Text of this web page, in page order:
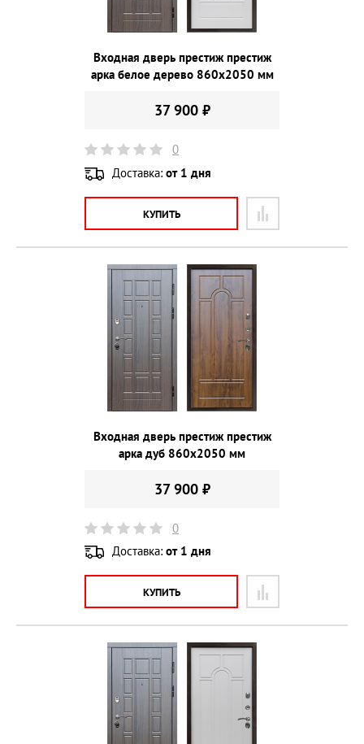
Входная дверь престиж престиж
арка белое дерево 860х2050 мм
37 900 ₽
0
Доставка: от 1 дня
КУПИТЬ
Входная дверь престиж престиж
арка дуб 860х2050 мм
37 900 ₽
0
Доставка: от 1 дня
КУПИТЬ